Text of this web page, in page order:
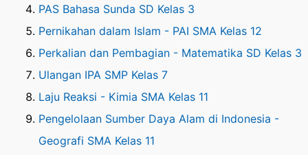
PAS Bahasa Sunda SD Kelas 3
Pernikahan dalam Islam - PAI SMA Kelas 12
Perkalian dan Pembagian - Matematika SD Kelas 3
Ulangan IPA SMP Kelas 7
Laju Reaksi - Kimia SMA Kelas 11
Pengelolaan Sumber Daya Alam di Indonesia -
Geografi SMA Kelas 11